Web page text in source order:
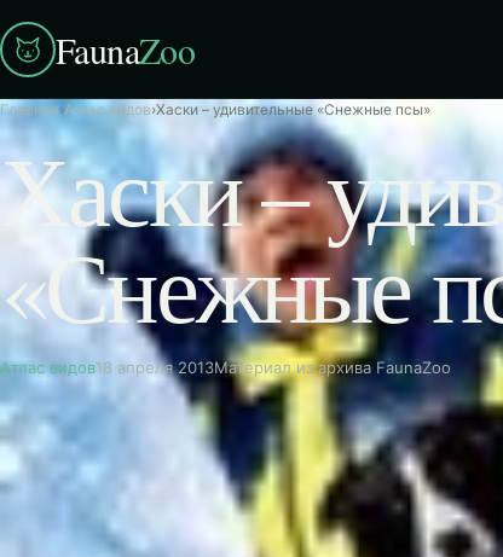
FaunaZoo
Главная›Атлас видов›Хаски – удивительные «Снежные псы»
Хаски –
«Снежные
Атлас видов18 апреля 2013Материал из архива FaunaZoo